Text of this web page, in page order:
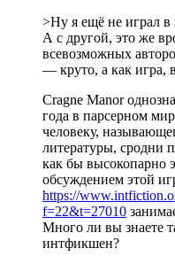
>Ну я ещё не играл в
А с другой, это же
всевозможных
— круто, а как игра,
Cragne Manor
года в парсерном
человеку,
литературы, сродни
как бы высокопарно
обсуждением этой
https://
f=22&t=27010
Много ли вы знаете
интфикшен?